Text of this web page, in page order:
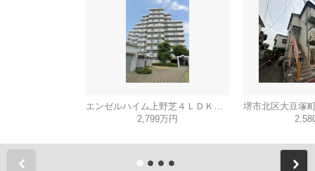
エンゼルハイム上野芝４ＬＤＫ（西百舌鳥小学校）
2,799万円